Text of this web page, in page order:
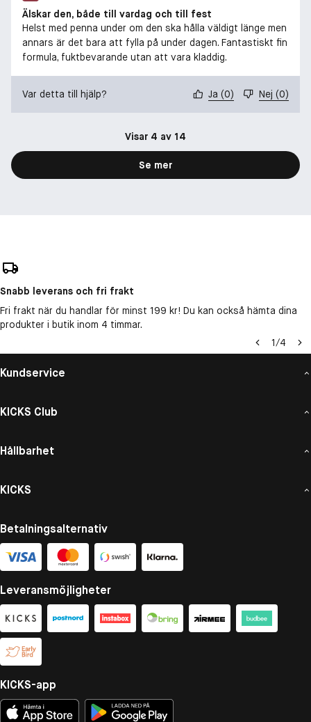
Älskar den, både till vardag och till fest
Helst med penna under om den ska hålla väldigt länge men
annars är det bara att fylla på under dagen. Fantastiskt fin
formula, fuktbevarande utan att vara kladdig.
Var detta till hjälp? Ja (0) Nej (0)
Visar 4 av 14
Se mer
Snabb leverans och fri frakt
Fri frakt när du handlar för minst 199 kr! Du kan också hämta dina
produkter i butik inom 4 timmar.
1/4
Kundservice
KICKS Club
Hållbarhet
KICKS
Betalningsalternativ
Leveransmöjligheter
KICKS-app